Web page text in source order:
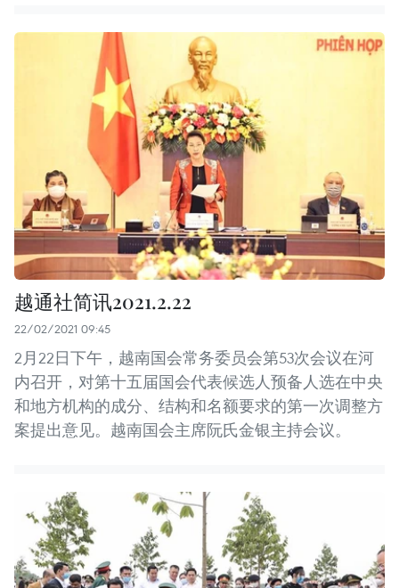
越通社简讯2021.2.22
22/02/2021 09:45
2月22日下午，越南国会常务委员会第53次会议在河
内召开，对第十五届国会代表候选人预备人选在中央
和地方机构的成分、结构和名额要求的第一次调整方
案提出意见。越南国会主席阮氏金银主持会议。